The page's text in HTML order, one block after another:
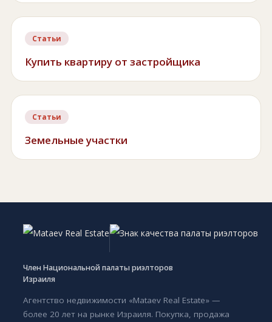
Статьи
Купить квартиру от застройщика
Статьи
Земельные участки
Член Национальной палаты риэлторов
Израиля
Агентство недвижимости «Mataev Real Estate» —
более 20 лет на рынке Израиля. Покупка, продажа